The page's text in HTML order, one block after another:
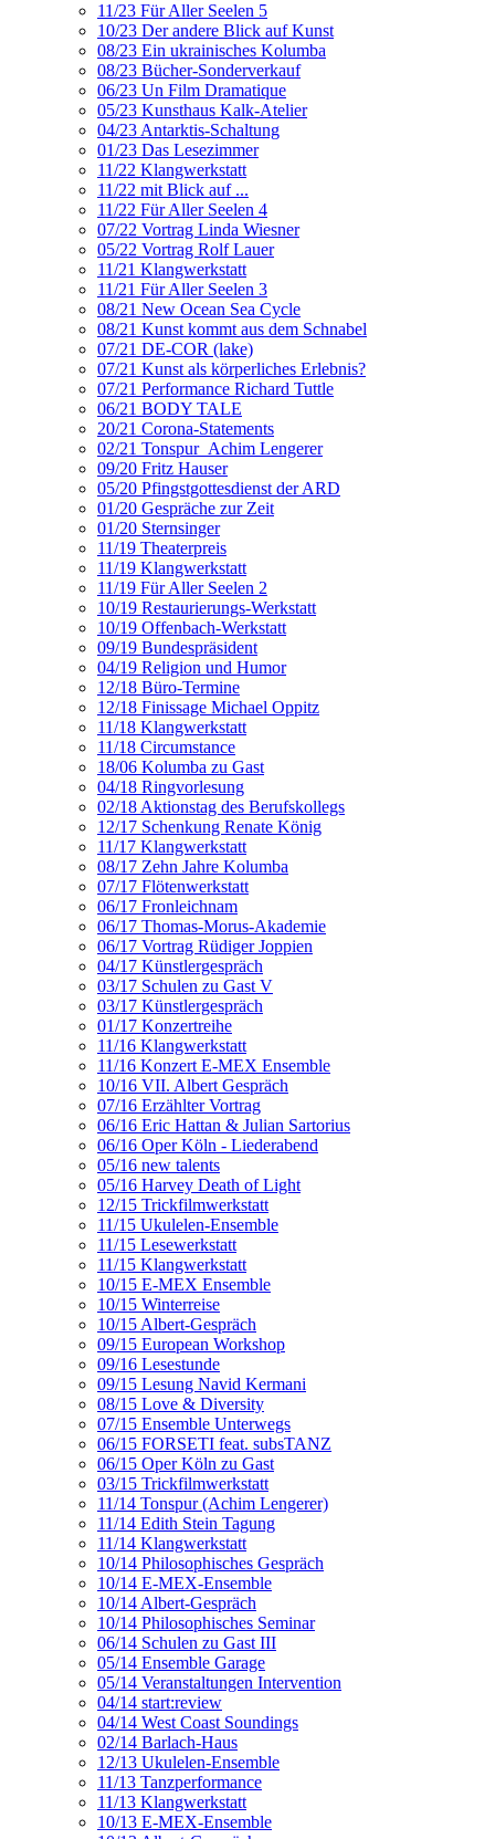
11/23 Für Aller Seelen 5
10/23 Der andere Blick auf Kunst
08/23 Ein ukrainisches Kolumba
08/23 Bücher-Sonderverkauf
06/23 Un Film Dramatique
05/23 Kunsthaus Kalk-Atelier
04/23 Antarktis-Schaltung
01/23 Das Lesezimmer
11/22 Klangwerkstatt
11/22 mit Blick auf ...
11/22 Für Aller Seelen 4
07/22 Vortrag Linda Wiesner
05/22 Vortrag Rolf Lauer
11/21 Klangwerkstatt
11/21 Für Aller Seelen 3
08/21 New Ocean Sea Cycle
08/21 Kunst kommt aus dem Schnabel
07/21 DE-COR (lake)
07/21 Kunst als körperliches Erlebnis?
07/21 Performance Richard Tuttle
06/21 BODY TALE
20/21 Corona-Statements
02/21 Tonspur_Achim Lengerer
09/20 Fritz Hauser
05/20 Pfingstgottesdienst der ARD
01/20 Gespräche zur Zeit
01/20 Sternsinger
11/19 Theaterpreis
11/19 Klangwerkstatt
11/19 Für Aller Seelen 2
10/19 Restaurierungs-Werkstatt
10/19 Offenbach-Werkstatt
09/19 Bundespräsident
04/19 Religion und Humor
12/18 Büro-Termine
12/18 Finissage Michael Oppitz
11/18 Klangwerkstatt
11/18 Circumstance
18/06 Kolumba zu Gast
04/18 Ringvorlesung
02/18 Aktionstag des Berufskollegs
12/17 Schenkung Renate König
11/17 Klangwerkstatt
08/17 Zehn Jahre Kolumba
07/17 Flötenwerkstatt
06/17 Fronleichnam
06/17 Thomas-Morus-Akademie
06/17 Vortrag Rüdiger Joppien
04/17 Künstlergespräch
03/17 Schulen zu Gast V
03/17 Künstlergespräch
01/17 Konzertreihe
11/16 Klangwerkstatt
11/16 Konzert E-MEX Ensemble
10/16 VII. Albert Gespräch
07/16 Erzählter Vortrag
06/16 Eric Hattan & Julian Sartorius
06/16 Oper Köln - Liederabend
05/16 new talents
05/16 Harvey Death of Light
12/15 Trickfilmwerkstatt
11/15 Ukulelen-Ensemble
11/15 Lesewerkstatt
11/15 Klangwerkstatt
10/15 E-MEX Ensemble
10/15 Winterreise
10/15 Albert-Gespräch
09/15 European Workshop
09/16 Lesestunde
09/15 Lesung Navid Kermani
08/15 Love & Diversity
07/15 Ensemble Unterwegs
06/15 FORSETI feat. subsTANZ
06/15 Oper Köln zu Gast
03/15 Trickfilmwerkstatt
11/14 Tonspur (Achim Lengerer)
11/14 Edith Stein Tagung
11/14 Klangwerkstatt
10/14 Philosophisches Gespräch
10/14 E-MEX-Ensemble
10/14 Albert-Gespräch
10/14 Philosophisches Seminar
06/14 Schulen zu Gast III
05/14 Ensemble Garage
05/14 Veranstaltungen Intervention
04/14 start:review
04/14 West Coast Soundings
02/14 Barlach-Haus
12/13 Ukulelen-Ensemble
11/13 Tanzperformance
11/13 Klangwerkstatt
10/13 E-MEX-Ensemble